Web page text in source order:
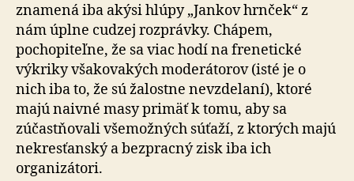
znamená iba akýsi hlúpy „Jankov hrnček“ z
nám úplne cudzej rozprávky. Chápem,
pochopiteľne, že sa viac hodí na frenetické
výkriky všakovakých moderátorov (isté je o
nich iba to, že sú žalostne nevzdelaní), ktoré
majú naivné masy primäť k tomu, aby sa
zúčastňovali všemožných súťaží, z ktorých majú
nekresťanský a bezpracný zisk iba ich
organizátori.